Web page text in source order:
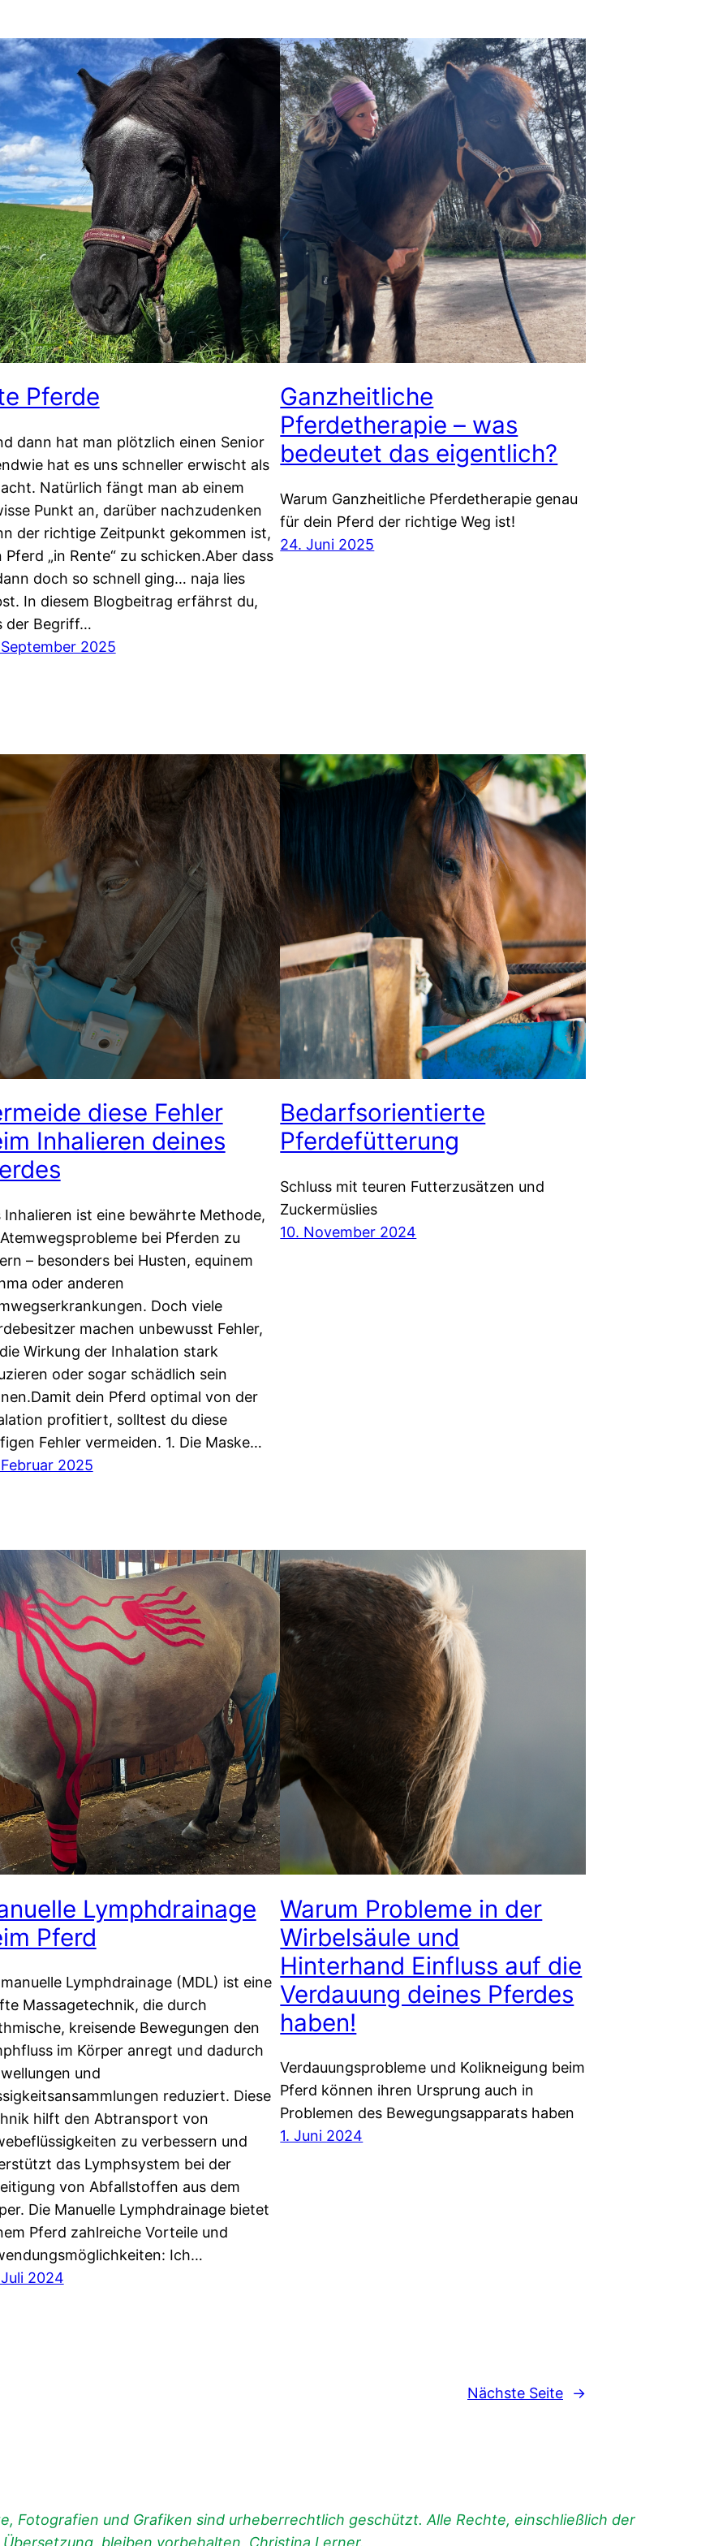
Pferde
dann hat man plötzlich einen Senior
hat es uns schneller erwischt als
Natürlich fängt man ab einem
Punkt an, darüber nachzudenken
der richtige Zeitpunkt gekommen ist,
Pferd „in Rente“ zu schicken.Aber dass
doch so schnell ging… naja lies
In diesem Blogbeitrag erfährst du,
der Begriff…
2025
Ganzheitliche
Pferdetherapie – was
bedeutet das eigentlich?
Warum Ganzheitliche Pferdetherapie genau
für dein Pferd der richtige Weg ist!
24. Juni 2025
diese Fehler
Inhalieren deines
Inhalieren ist eine bewährte Methode,
bei Pferden zu
– besonders bei Husten, equinem
oder anderen
Doch viele
machen unbewusst Fehler,
Wirkung der Inhalation stark
oder sogar schädlich sein
dein Pferd optimal von der
profitiert, solltest du diese
Fehler vermeiden. 1. Die Maske…
2025
Bedarfsorientierte
Pferdefütterung
Schluss mit teuren Futterzusätzen und
Zuckermüslies
10. November 2024
Lymphdrainage
Pferd
Lymphdrainage (MDL) ist eine
Massagetechnik, die durch
kreisende Bewegungen den
im Körper anregt und dadurch
und
reduziert. Diese
hilft den Abtransport von
zu verbessern und
das Lymphsystem bei der
von Abfallstoffen aus dem
Die Manuelle Lymphdrainage bietet
Pferd zahlreiche Vorteile und
Ich…
2024
Warum Probleme in der
Wirbelsäule und
Hinterhand Einfluss auf die
Verdauung deines Pferdes
haben!
Verdauungsprobleme und Kolikneigung beim
Pferd können ihren Ursprung auch in
Problemen des Bewegungsapparats haben
1. Juni 2024
Nächste Seite →
Fotografien und Grafiken sind urheberrechtlich geschützt. Alle Rechte, einschließlich der
bleiben vorbehalten, Christina Lerner.